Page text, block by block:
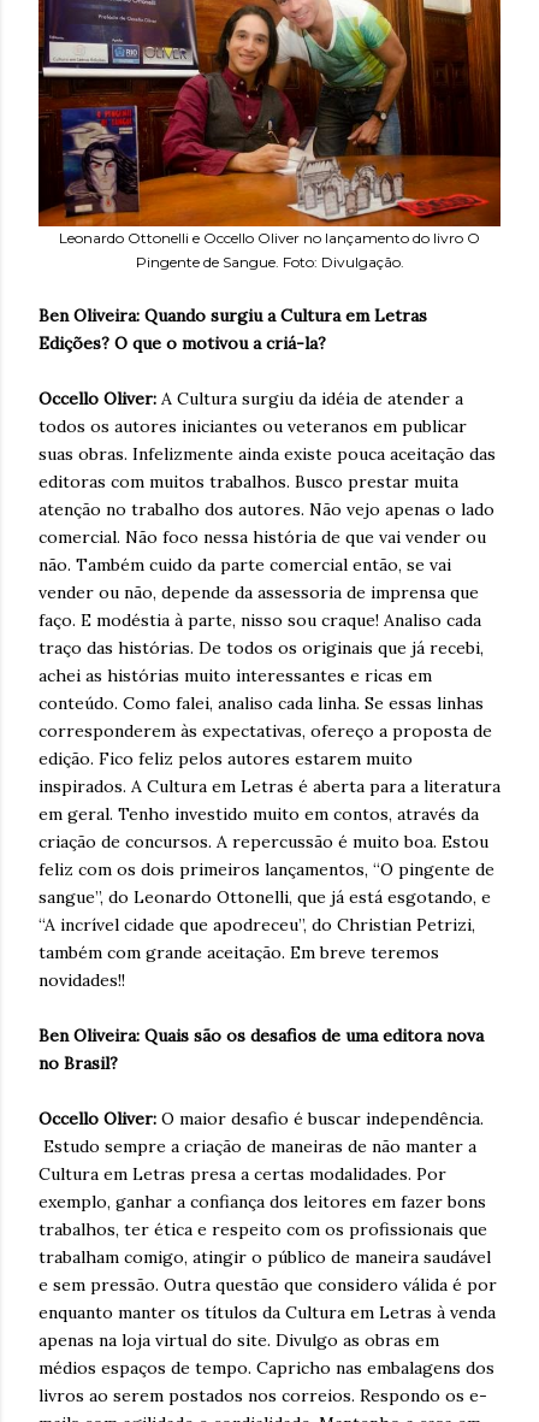
Leonardo Ottonelli e Occello Oliver no lançamento do livro O
Pingente de Sangue. Foto: Divulgação.
Ben Oliveira: Quando surgiu a Cultura em Letras
Edições? O que o motivou a criá-la?
Occello Oliver: A Cultura surgiu da idéia de atender a
todos os autores iniciantes ou veteranos em publicar
suas obras. Infelizmente ainda existe pouca aceitação das
editoras com muitos trabalhos. Busco prestar muita
atenção no trabalho dos autores. Não vejo apenas o lado
comercial. Não foco nessa história de que vai vender ou
não. Também cuido da parte comercial então, se vai
vender ou não, depende da assessoria de imprensa que
faço. E modéstia à parte, nisso sou craque! Analiso cada
traço das histórias. De todos os originais que já recebi,
achei as histórias muito interessantes e ricas em
conteúdo. Como falei, analiso cada linha. Se essas linhas
corresponderem às expectativas, ofereço a proposta de
edição. Fico feliz pelos autores estarem muito
inspirados. A Cultura em Letras é aberta para a literatura
em geral. Tenho investido muito em contos, através da
criação de concursos. A repercussão é muito boa. Estou
feliz com os dois primeiros lançamentos, “O pingente de
sangue”, do Leonardo Ottonelli, que já está esgotando, e
“A incrível cidade que apodreceu”, do Christian Petrizi,
também com grande aceitação. Em breve teremos
novidades!!
Ben Oliveira: Quais são os desafios de uma editora nova
no Brasil?
Occello Oliver: O maior desafio é buscar independência.
Estudo sempre a criação de maneiras de não manter a
Cultura em Letras presa a certas modalidades. Por
exemplo, ganhar a confiança dos leitores em fazer bons
trabalhos, ter ética e respeito com os profissionais que
trabalham comigo, atingir o público de maneira saudável
e sem pressão. Outra questão que considero válida é por
enquanto manter os títulos da Cultura em Letras à venda
apenas na loja virtual do site. Divulgo as obras em
médios espaços de tempo. Capricho nas embalagens dos
livros ao serem postados nos correios. Respondo os e-